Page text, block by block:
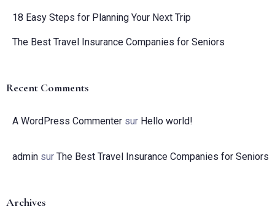
18 Easy Steps for Planning Your Next Trip
The Best Travel Insurance Companies for Seniors
Recent Comments
A WordPress Commenter sur Hello world!
admin sur The Best Travel Insurance Companies for Seniors
Archives